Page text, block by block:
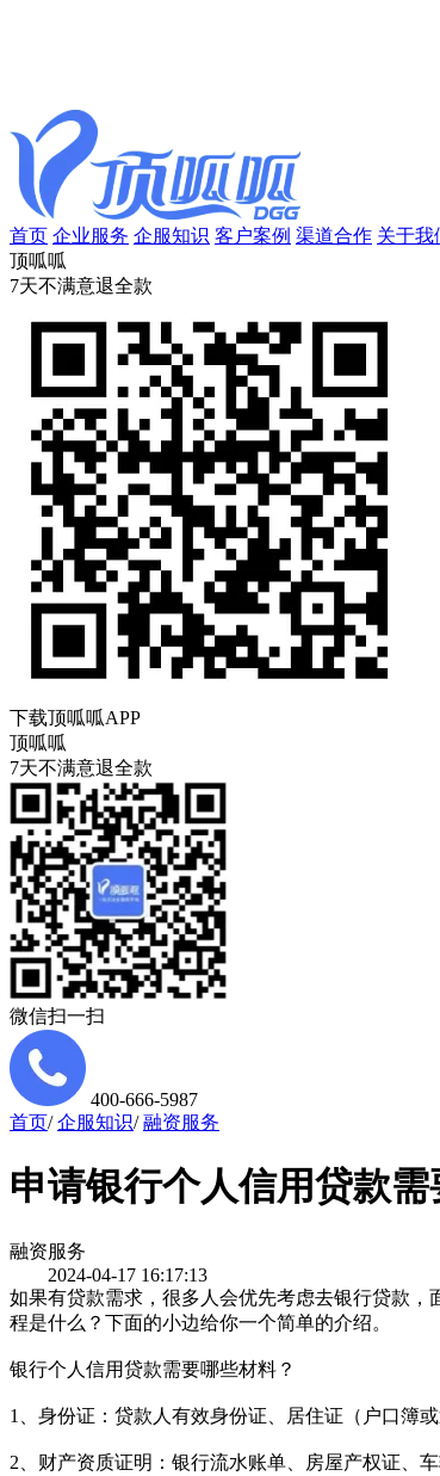
首页 企业服务 企服知识 客户案例 渠道合作 关于我
顶呱呱
7天不满意退全款
下载顶呱呱APP
顶呱呱
7天不满意退全款
微信扫一扫
400-666-5987
首页/企服知识/融资服务
申请银行个人信用贷款
融资服务
2024-04-17 16:17:13
如果有贷款需求，很多人会优先考虑去银行贷款
程是什么？下面的小边给你一个简单的介绍。
银行个人信用贷款需要哪些材料？
1、身份证：贷款人有效身份证、居住证（户口簿
2、财产资质证明：银行流水账单、房屋产权证、